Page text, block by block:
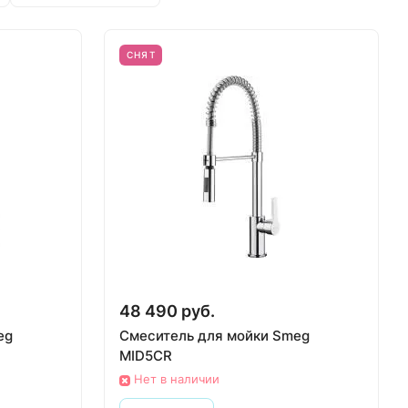
СНЯТ
48 490 руб.
Смеситель для мойки Smeg
MID5CR
Нет в наличии